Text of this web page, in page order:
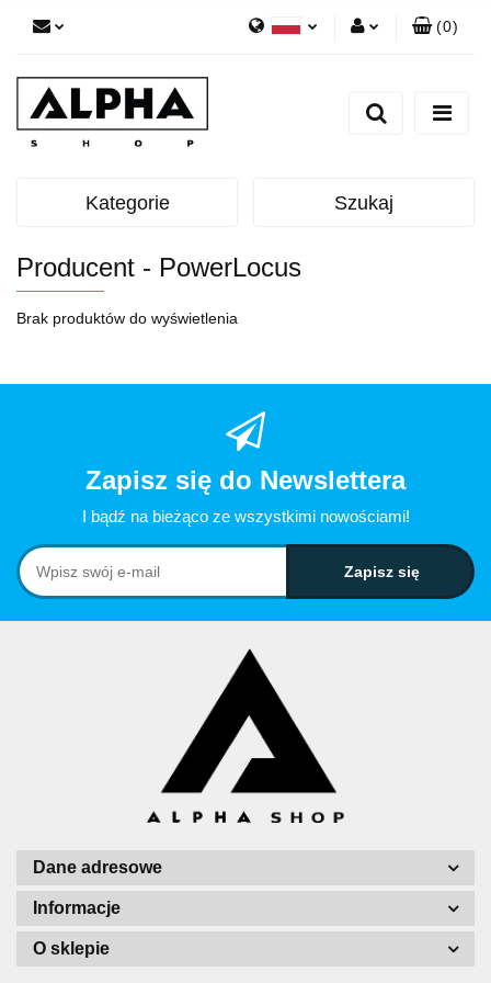
Zarejestruj się
(0)
Kategorie Szukaj
Producent - PowerLocus
Brak produktów do wyświetlenia
Zapisz się do Newslettera
I bądź na bieżąco ze wszystkimi nowościami!
Dane adresowe
Informacje
O sklepie